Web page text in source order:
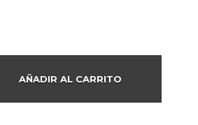
AÑADIR AL CARRITO